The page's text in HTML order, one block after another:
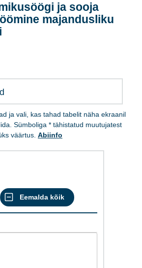
ja sooja
majandusliku
ja vali, kas tahad tabelit näha ekraanil
Sümboliga * tähistatud muutujatest
väärtus. Abiinfo